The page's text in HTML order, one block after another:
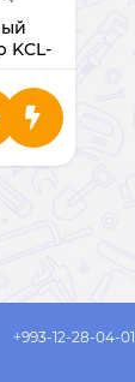
KCL-
+993-12-28-04-01